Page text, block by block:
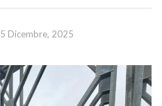
5 Dicembre, 2025